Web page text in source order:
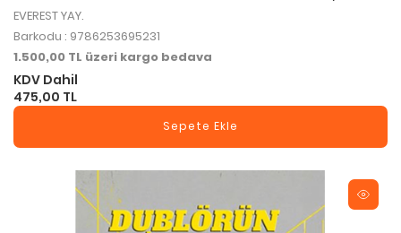
EVEREST YAY.
Barkodu : 9786253695231
1.500,00 TL üzeri kargo bedava
KDV Dahil
475,00 TL
Sepete Ekle